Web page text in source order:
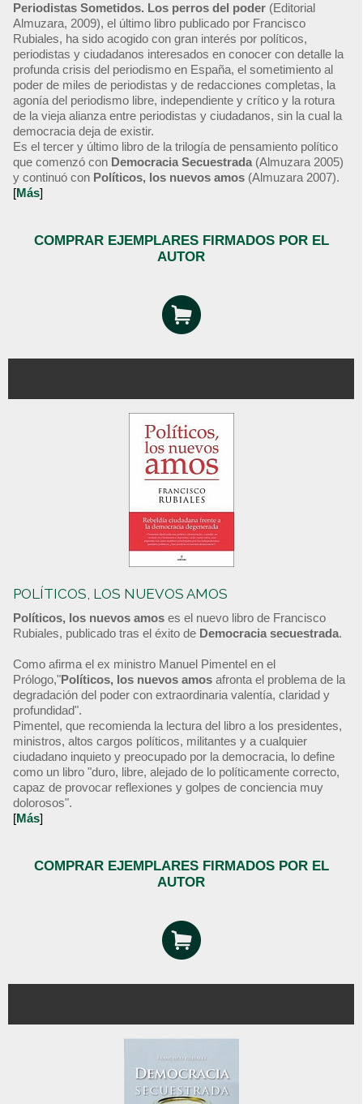
Periodistas Sometidos. Los perros del poder (Editorial
Almuzara, 2009), el último libro publicado por Francisco
Rubiales, ha sido acogido con gran interés por políticos,
periodistas y ciudadanos interesados en conocer con detalle la
profunda crisis del periodismo en España, el sometimiento al
poder de miles de periodistas y de redacciones completas, la
agonía del periodismo libre, independiente y crítico y la rotura
de la vieja alianza entre periodistas y ciudadanos, sin la cual la
democracia deja de existir.
Es el tercer y último libro de la trilogía de pensamiento político
que comenzó con Democracia Secuestrada (Almuzara 2005)
y continuó con Políticos, los nuevos amos (Almuzara 2007).
[Más]
COMPRAR EJEMPLARES FIRMADOS POR EL
AUTOR
POLÍTICOS, LOS NUEVOS AMOS
Políticos, los nuevos amos es el nuevo libro de Francisco
Rubiales, publicado tras el éxito de Democracia secuestrada.
Como afirma el ex ministro Manuel Pimentel en el
Prólogo,"Políticos, los nuevos amos afronta el problema de la
degradación del poder con extraordinaria valentía, claridad y
profundidad".
Pimentel, que recomienda la lectura del libro a los presidentes,
ministros, altos cargos políticos, militantes y a cualquier
ciudadano inquieto y preocupado por la democracia, lo define
como un libro "duro, libre, alejado de lo políticamente correcto,
capaz de provocar reflexiones y golpes de conciencia muy
dolorosos".
[Más]
COMPRAR EJEMPLARES FIRMADOS POR EL
AUTOR